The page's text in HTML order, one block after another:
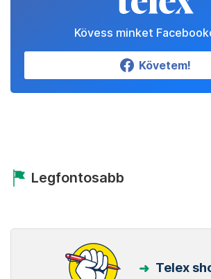
Kövess minket
Követem!
Legfontosabb
Telex